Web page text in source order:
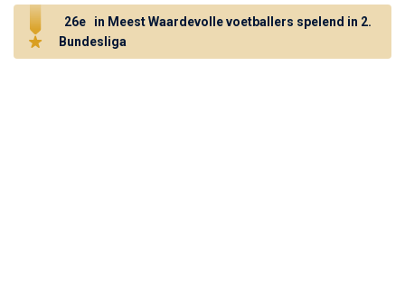
26e
in Meest Waardevolle voetballers spelend in 2.
Bundesliga